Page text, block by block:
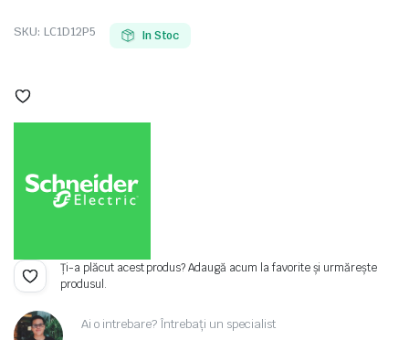
SKU: LC1D12P5 In Stoc
Ți-a plăcut acest produs? Adaugă acum la favorite și urmărește
produsul.
Ai o intrebare? Întrebați un specialist